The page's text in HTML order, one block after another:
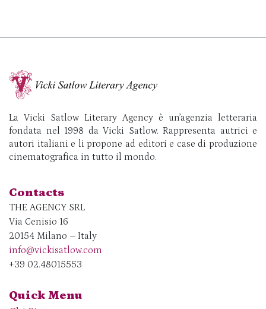
La Vicki Satlow Literary Agency è un’agenzia letteraria
fondata nel 1998 da Vicki Satlow. Rappresenta autrici e
autori italiani e li propone ad editori e case di produzione
cinematografica in tutto il mondo.
Contacts
THE AGENCY SRL
Via Cenisio 16
20154 Milano – Italy
info@vickisatlow.com
+39 02.48015553
Quick Menu